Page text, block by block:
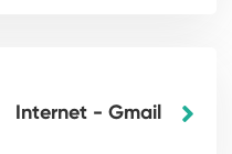
Internet - Gmail